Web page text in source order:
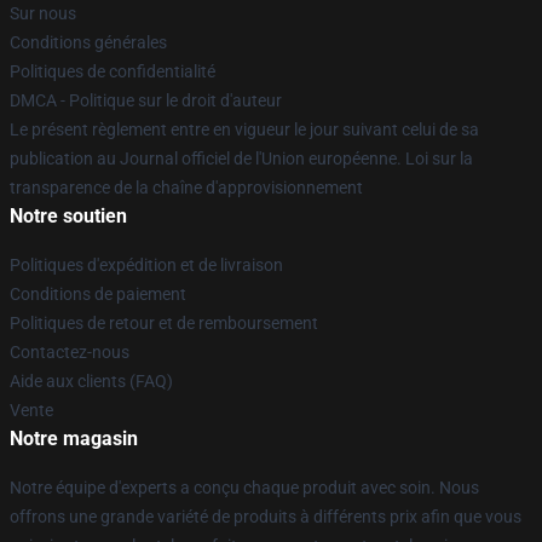
Sur nous
Conditions générales
Politiques de confidentialité
DMCA - Politique sur le droit d'auteur
Le présent règlement entre en vigueur le jour suivant celui de sa
publication au Journal officiel de l'Union européenne. Loi sur la
transparence de la chaîne d'approvisionnement
Notre soutien
Politiques d'expédition et de livraison
Conditions de paiement
Politiques de retour et de remboursement
Contactez-nous
Aide aux clients (FAQ)
Vente
Notre magasin
Notre équipe d'experts a conçu chaque produit avec soin. Nous
offrons une grande variété de produits à différents prix afin que vous